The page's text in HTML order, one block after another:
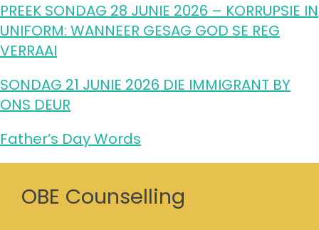
PREEK SONDAG 28 JUNIE 2026 – KORRUPSIE IN
UNIFORM: WANNEER GESAG GOD SE REG
VERRAAI
SONDAG 21 JUNIE 2026 DIE IMMIGRANT BY
ONS DEUR
Father’s Day Words
OBE Counselling